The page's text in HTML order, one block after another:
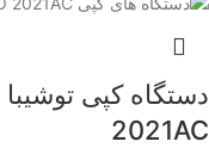
2021AC